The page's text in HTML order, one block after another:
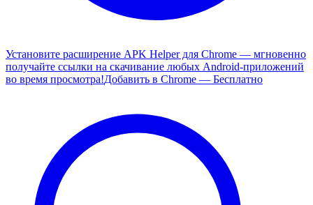
Установите расширение APK Helper для Chrome — мгновенно
получайте ссылки на скачивание любых Android-приложений
во время просмотра!Добавить в Chrome — Бесплатно